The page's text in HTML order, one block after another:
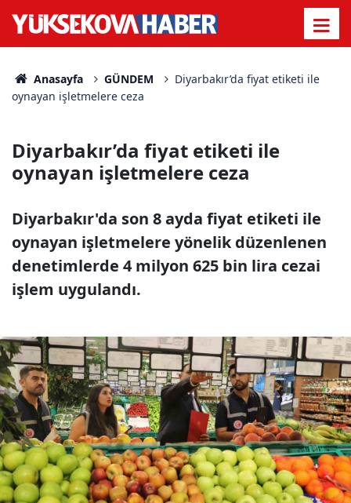
Anasayfa GÜNDEM
Diyarbakır’da fiyat etiketi ile
oynayan işletmelere ceza
Diyarbakır’da fiyat etiketi ile
oynayan işletmelere ceza
Diyarbakır'da son 8 ayda fiyat etiketi ile
oynayan işletmelere yönelik düzenlenen
denetimlerde 4 milyon 625 bin lira cezai
işlem uygulandı.